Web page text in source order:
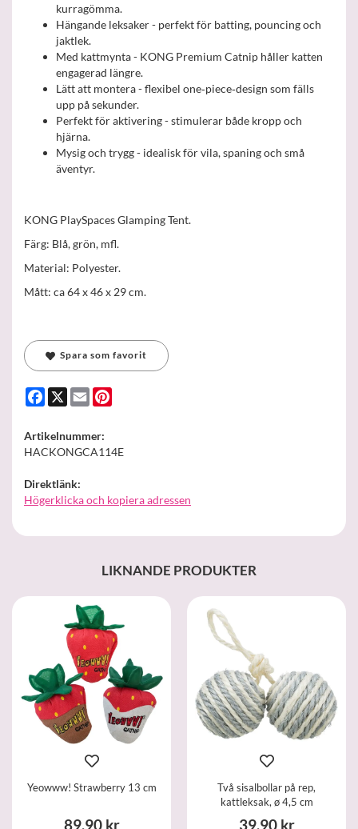
kurragömma.
Hängande leksaker - perfekt för batting, pouncing och
jaktlek.
Med kattmynta - KONG Premium Catnip håller katten
engagerad längre.
Lätt att montera - flexibel one‑piece‑design som fälls
upp på sekunder.
Perfekt för aktivering - stimulerar både kropp och
hjärna.
Mysig och trygg - idealisk för vila, spaning och små
äventyr.
KONG PlaySpaces Glamping Tent.
Färg: Blå, grön, mfl.
Material: Polyester.
Mått: ca 64 x 46 x 29 cm.
Spara som favorit
Facebook
X Email
Artikelnummer:
HACKONGCA114E
Direktlänk:
Högerklicka och kopiera adressen
LIKNANDE PRODUKTER
Yeowww! Strawberry 13 cm
89,90 kr
Två sisalbollar på rep,
kattleksak, ø 4,5 cm
39,90 kr